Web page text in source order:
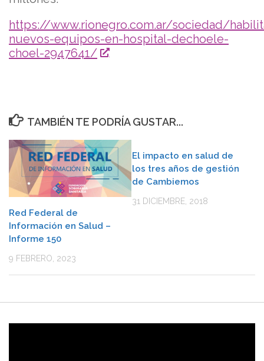
https://www.rionegro.com.ar/sociedad/
nuevos-equipos-en-hospital-dechoele-
choel-2947641/
TAMBIÉN TE PODRÍA GUSTAR...
Red Federal de
Información en Salud –
Informe 150
9 FEBRERO, 2023
El impacto en salud de
los tres años de gestión
de Cambiemos
31 DICIEMBRE, 2018